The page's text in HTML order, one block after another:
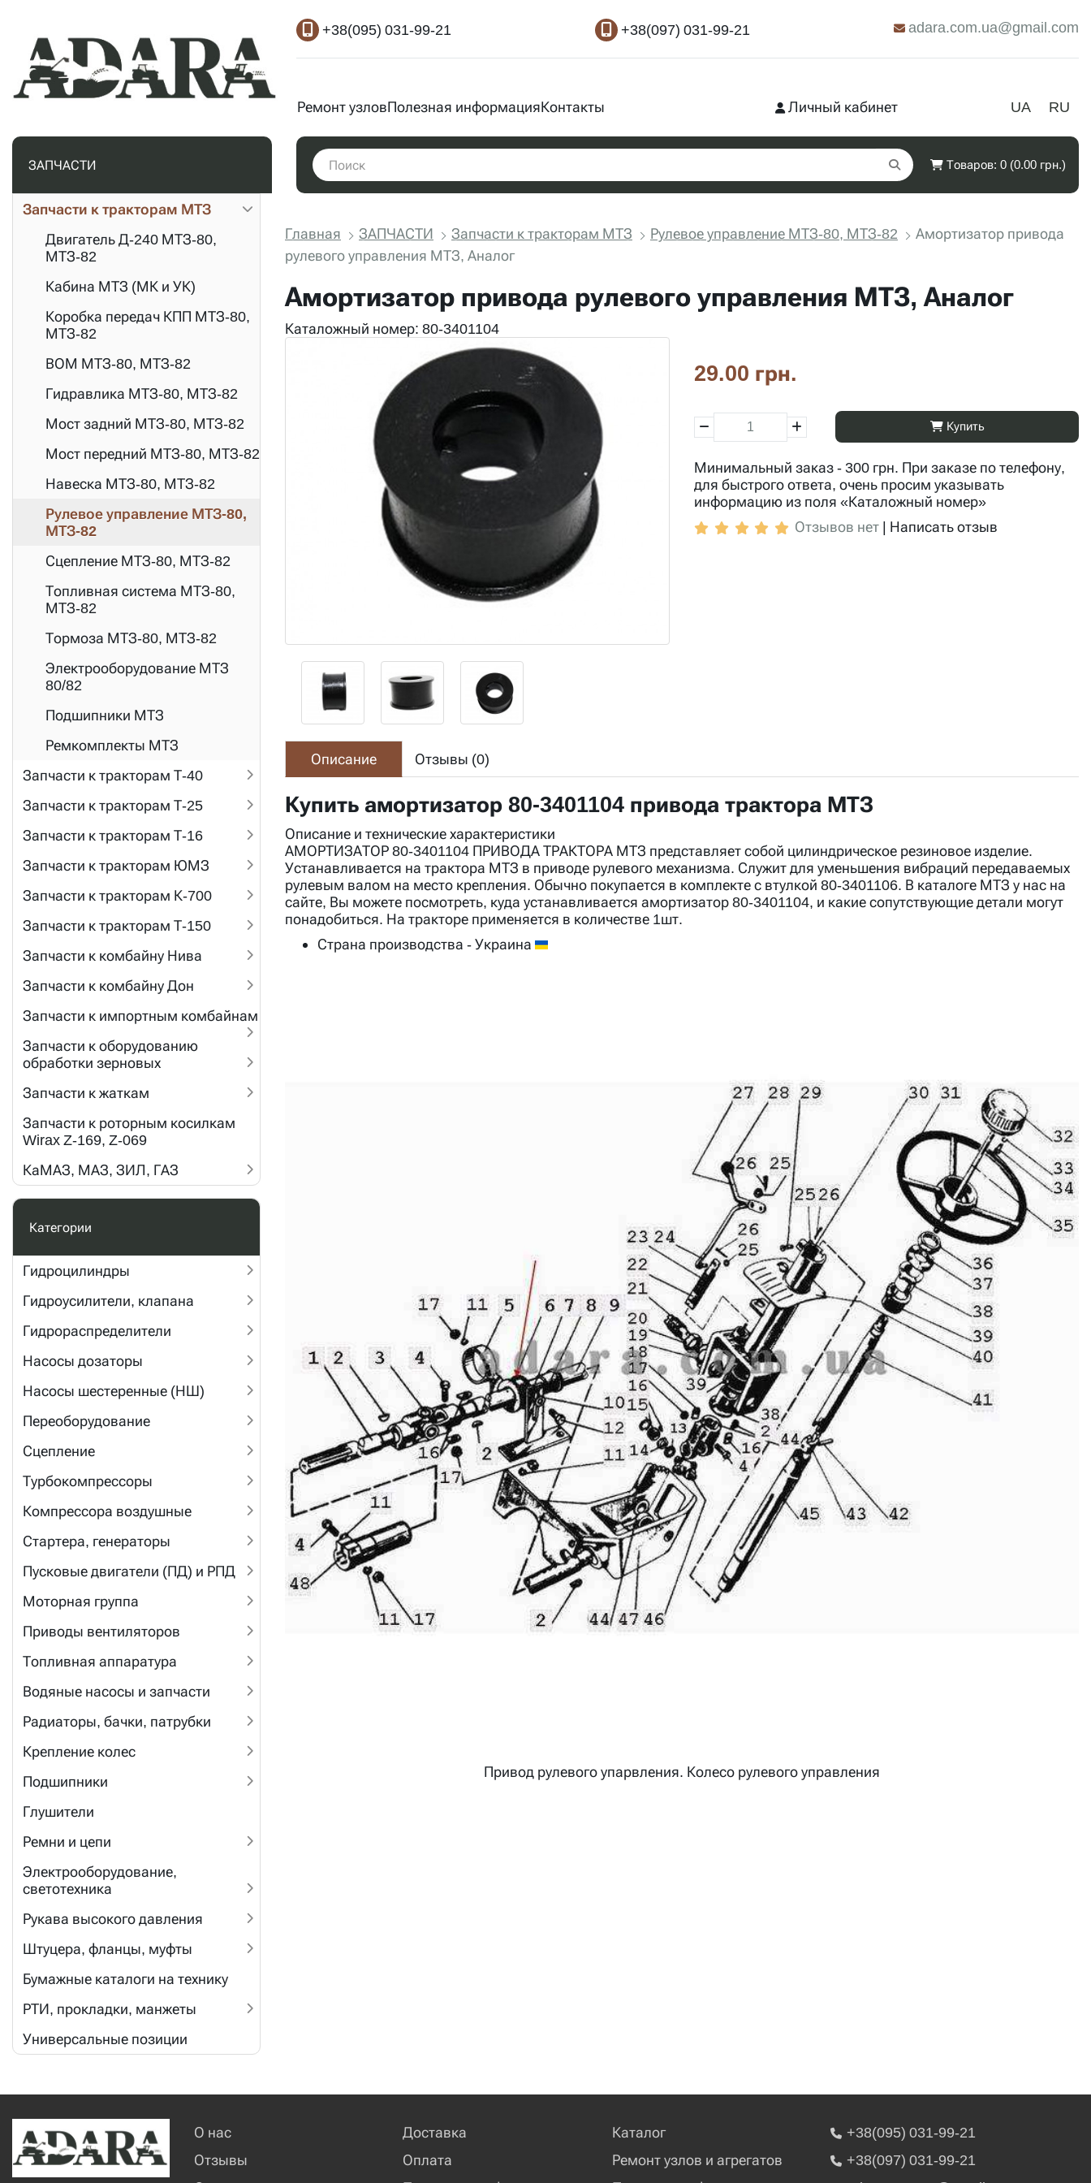
+38(095) 031-99-21 +38(097) 031-99-21 adara.com.ua@gmail.com
Ремонт узловПолезная информацияКонтакты UA RU
Личный кабинет
ЗАПЧАСТИ Товаров: 0 (0.00 грн.)
Запчасти к тракторам МТЗ
Двигатель Д-240 МТЗ-80,
МТЗ-82
Кабина МТЗ (МК и УК)
Коробка передач КПП МТЗ-80,
МТЗ-82
ВОМ МТЗ-80, МТЗ-82
Гидравлика МТЗ-80, МТЗ-82
Мост задний МТЗ-80, МТЗ-82
Мост передний МТЗ-80, МТЗ-82
Навеска МТЗ-80, МТЗ-82
Рулевое управление МТЗ-80,
МТЗ-82
Сцепление МТЗ-80, МТЗ-82
Топливная система МТЗ-80,
МТЗ-82
Тормоза МТЗ-80, МТЗ-82
Электрооборудование МТЗ
80/82
Подшипники МТЗ
Ремкомплекты МТЗ
Запчасти к тракторам Т-40
Запчасти к тракторам Т-25
Запчасти к тракторам Т-16
Запчасти к тракторам ЮМЗ
Запчасти к тракторам К-700
Запчасти к тракторам Т-150
Запчасти к комбайну Нива
Запчасти к комбайну Дон
Запчасти к импортным комбайнам
Запчасти к оборудованию
обработки зерновых
Запчасти к жаткам
Запчасти к роторным косилкам
Wirax Z-169, Z-069
КаМАЗ, МАЗ, ЗИЛ, ГАЗ
Категории
Гидроцилиндры
Гидроусилители, клапана
Гидрораспределители
Насосы дозаторы
Насосы шестеренные (НШ)
Переоборудование
Сцепление
Турбокомпрессоры
Компрессора воздушные
Стартера, генераторы
Пусковые двигатели (ПД) и РПД
Моторная группа
Приводы вентиляторов
Топливная аппаратура
Водяные насосы и запчасти
Радиаторы, бачки, патрубки
Крепление колес
Подшипники
Глушители
Ремни и цепи
Электрооборудование,
светотехника
Рукава высокого давления
Штуцера, фланцы, муфты
Бумажные каталоги на технику
РТИ, прокладки, манжеты
Универсальные позиции
Главная ЗАПЧАСТИ Запчасти к тракторам МТЗ Рулевое управление МТЗ-80, МТЗ-82
Амортизатор привода
рулевого управления МТЗ, Аналог
Амортизатор привода рулевого управления МТЗ, Аналог
Каталожный номер: 80-3401104
29.00 грн.
Купить
Минимальный заказ - 300 грн. При заказе по телефону,
для быстрого ответа, очень просим указывать
информацию из поля «Каталожный номер»
Отзывов нет | Написать отзыв
Описание Отзывы (0)
Купить амортизатор 80-3401104 привода трактора МТЗ
Описание и технические характеристики
АМОРТИЗАТОР 80-3401104 ПРИВОДА ТРАКТОРА МТЗ представляет собой цилиндрическое резиновое изделие.
Устанавливается на трактора МТЗ в приводе рулевого механизма. Служит для уменьшения вибраций передаваемых
рулевым валом на место крепления. Обычно покупается в комплекте с втулкой 80-3401106. В каталоге МТЗ у нас на
сайте, Вы можете посмотреть, куда устанавливается амортизатор 80-3401104, и какие сопутствующие детали могут
понадобиться. На тракторе применяется в количестве 1шт.
Страна производства - Украина
Привод рулевого упарвления. Колесо рулевого управления
О нас
Отзывы
Доставка
Оплата
Каталог
Ремонт узлов и агрегатов
+38(095) 031-99-21
+38(097) 031-99-21